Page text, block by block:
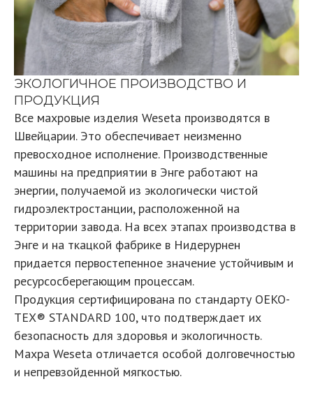
ЭКОЛОГИЧНОЕ ПРОИЗВОДСТВО И
ПРОДУКЦИЯ
Все махровые изделия Weseta производятся в
Швейцарии. Это обеспечивает неизменно
превосходное исполнение. Производственные
машины на предприятии в Энге работают на
энергии, получаемой из экологически чистой
гидроэлектростанции, расположенной на
территории завода. На всех этапах производства в
Энге и на ткацкой фабрике в Нидерурнен
придается первостепенное значение устойчивым и
ресурсосберегающим процессам.
Продукция сертифицирована по стандарту OEKO-
TEX® STANDARD 100, что подтверждает их
безопасность для здоровья и экологичность.
Махра Weseta отличается особой долговечностью
и непревзойденной мягкостью.